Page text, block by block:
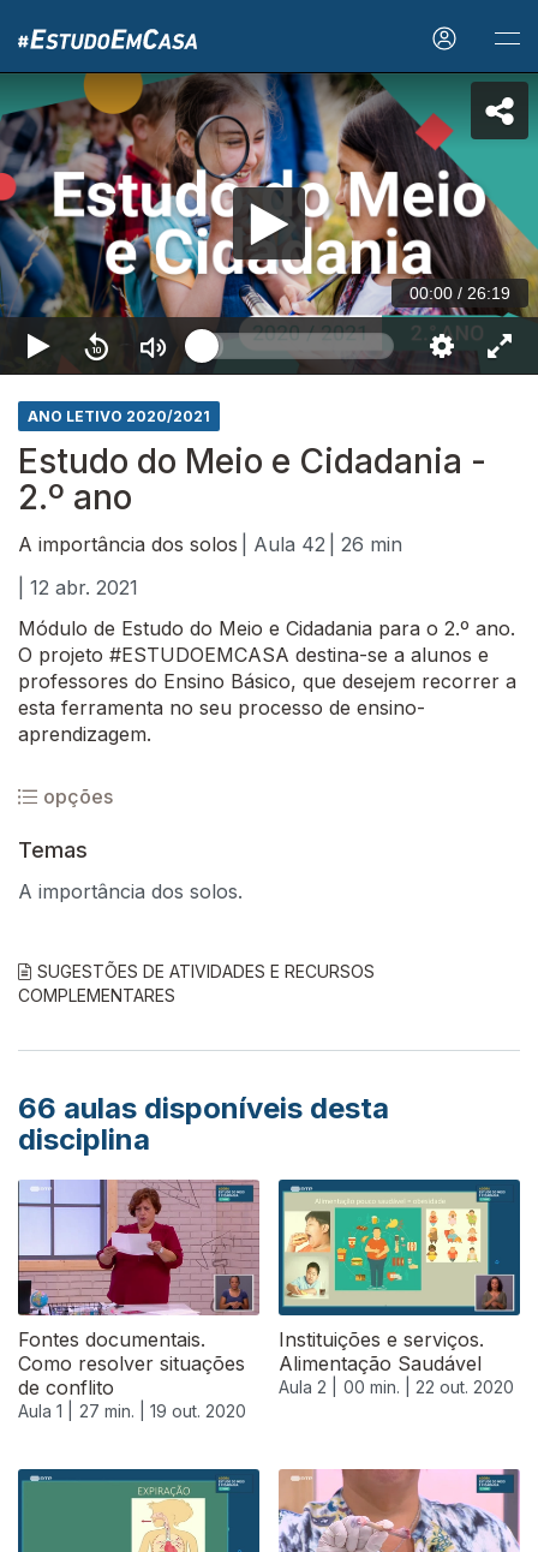
00:00 / 26:19
ANO LETIVO 2020/2021
Estudo do Meio e Cidadania -
2.º ano
A importância dos solos | Aula 42
| 26 min
| 12 abr. 2021
Módulo de Estudo do Meio e Cidadania para o 2.º ano.
O projeto #ESTUDOEMCASA destina-se a alunos e
professores do Ensino Básico, que desejem recorrer a
esta ferramenta no seu processo de ensino-
aprendizagem.
opções
Temas
A importância dos solos.
SUGESTÕES DE ATIVIDADES E RECURSOS
COMPLEMENTARES
66 aulas disponíveis desta
disciplina
Fontes documentais.
Como resolver situações
de conflito
Aula 1 | 27 min. | 19 out. 2020
Instituições e serviços.
Alimentação Saudável
Aula 2 | 00 min. | 22 out. 2020